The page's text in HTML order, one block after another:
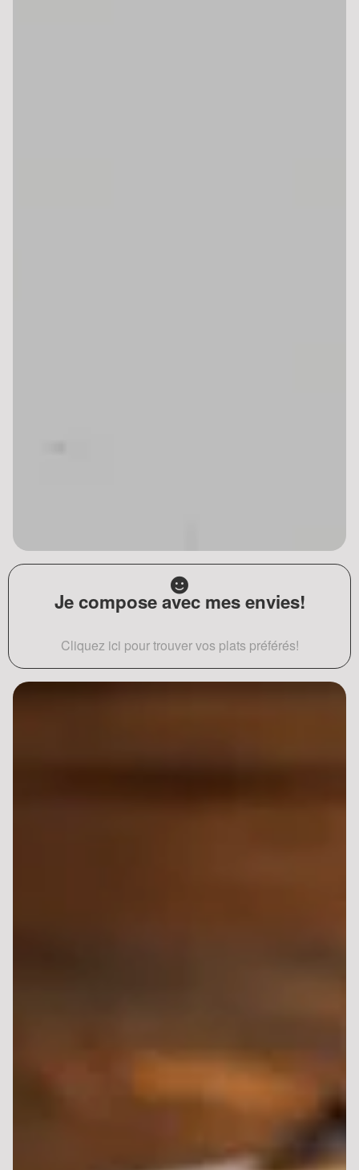
Je compose avec mes envies!
Cliquez ici pour trouver vos plats préférés!